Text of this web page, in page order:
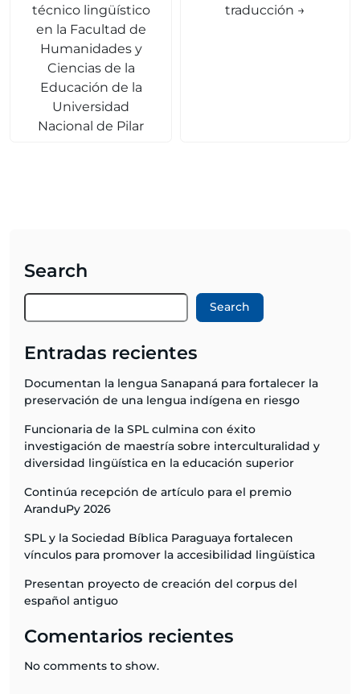
técnico lingüístico
en la Facultad de
Humanidades y
Ciencias de la
Educación de la
Universidad
Nacional de Pilar
traducción →
Search
Search
Entradas recientes
Documentan la lengua Sanapaná para fortalecer la
preservación de una lengua indígena en riesgo
Funcionaria de la SPL culmina con éxito
investigación de maestría sobre interculturalidad y
diversidad lingüística en la educación superior
Continúa recepción de artículo para el premio
AranduPy 2026
SPL y la Sociedad Bíblica Paraguaya fortalecen
vínculos para promover la accesibilidad lingüística
Presentan proyecto de creación del corpus del
español antiguo
Comentarios recientes
No comments to show.